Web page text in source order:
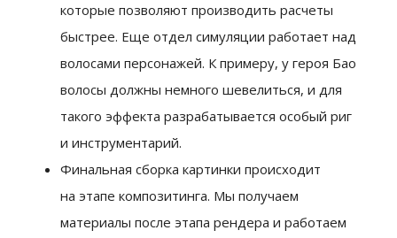
которые позволяют производить расчеты
быстрее. Еще отдел симуляции работает над
волосами персонажей. К примеру, у героя Бао
волосы должны немного шевелиться, и для
такого эффекта разрабатывается особый риг
и инструментарий.
Финальная сборка картинки происходит
на этапе композитинга. Мы получаем
материалы после этапа рендера и работаем